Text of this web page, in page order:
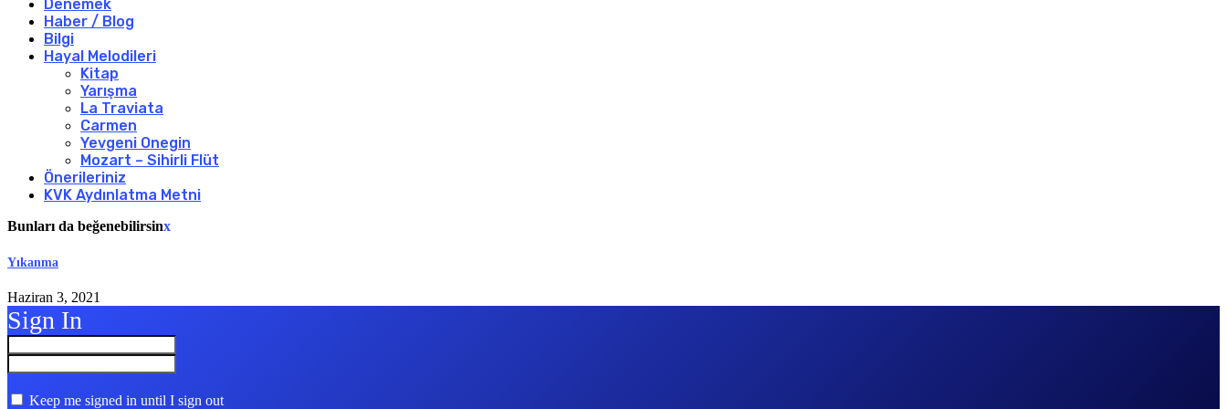
Denemek
Haber / Blog
Bilgi
Hayal Melodileri
Kitap
Yarışma
La Traviata
Carmen
Yevgeni Onegin
Mozart – Sihirli Flüt
Önerileriniz
KVK Aydınlatma Metni
Bunları da beğenebilirsinx
Yıkanma
Haziran 3, 2021
Sign In
Keep me signed in until I sign out